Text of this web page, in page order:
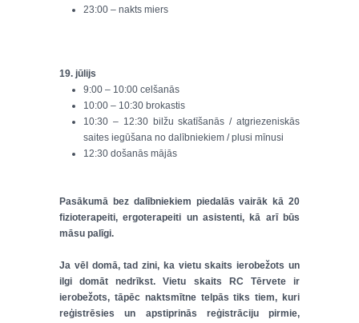
23:00 – nakts miers
19. jūlijs
9:00 – 10:00 celšanās
10:00 – 10:30 brokastis
10:30 – 12:30 bilžu skatīšanās / atgriezeniskās
saites iegūšana no dalībniekiem / plusi mīnusi
12:30 došanās mājās
Pasākumā bez dalībniekiem piedalās vairāk kā 20
fizioterapeiti, ergoterapeiti un asistenti, kā arī būs
māsu palīgi.
Ja vēl domā, tad zini, ka vietu skaits ierobežots un
ilgi domāt nedrīkst. Vietu skaits RC Tērvete ir
ierobežots, tāpēc naktsmītne telpās tiks tiem, kuri
reģistrēsies un apstiprinās reģistrāciju pirmie,